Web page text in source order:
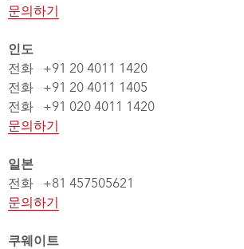
문의하기
인도
전화 +91 20 4011 1420
전화 +91 20 4011 1405
전화 +91 020 4011 1420
문의하기
일본
전화 +81 457505621
문의하기
쿠웨이트